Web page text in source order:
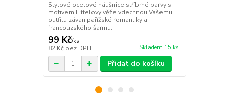
Stylové ocelové náušnice stříbrné barvy s
motivem Eiffelovy věže vdechnou Vašemu
outfitu závan pařížské romantiky a
francouzského šarmu.
99 Kč/ks
82 Kč bez DPH Skladem 15 ks
Přidat do košíku